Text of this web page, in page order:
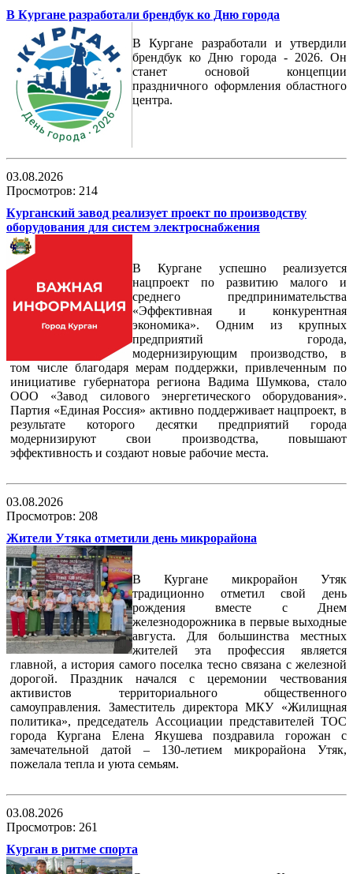
В Кургане разработали брендбук ко Дню города
В Кургане разработали и утвердили
брендбук ко Дню города - 2026. Он
станет основой концепции
праздничного оформления областного
центра.
03.08.2026
Просмотров: 214
Курганский завод реализует проект по производству
оборудования для систем электроснабжения
В Кургане успешно реализуется
нацпроект по развитию малого и
среднего предпринимательства
«Эффективная и конкурентная
экономика». Одним из крупных
предприятий города,
модернизирующим производство, в
том числе благодаря мерам поддержки, привлеченным по
инициативе губернатора региона Вадима Шумкова, стало
ООО «Завод силового энергетического оборудования».
Партия «Единая Россия» активно поддерживает нацпроект, в
результате которого десятки предприятий города
модернизируют свои производства, повышают
эффективность и создают новые рабочие места.
03.08.2026
Просмотров: 208
Жители Утяка отметили день микрорайона
В Кургане микрорайон Утяк
традиционно отметил свой день
рождения вместе с Днем
железнодорожника в первые выходные
августа. Для большинства местных
жителей эта профессия является
главной, а история самого поселка тесно связана с железной
дорогой. Праздник начался с церемонии чествования
активистов территориального общественного
самоуправления. Заместитель директора МКУ «Жилищная
политика», председатель Ассоциации представителей ТОС
города Кургана Елена Якушева поздравила горожан с
замечательной датой – 130-летием микрорайона Утяк,
пожелала тепла и уюта семьям.
03.08.2026
Просмотров: 261
Курган в ритме спорта